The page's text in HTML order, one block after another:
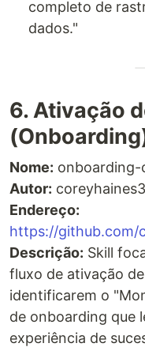
completo de
dados."
6. Ativação
Nome: onboarding-
Autor:
Endereço:
https://github.com/
Descrição: Skill
fluxo de ativação
identificarem o
de onboarding que
experiência de